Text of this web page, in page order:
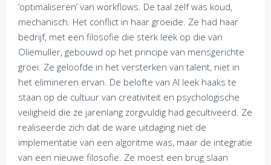
‘optimaliseren’ van workflows. De taal zelf was koud,
mechanisch. Het conflict in haar groeide. Ze had haar
bedrijf, met een filosofie die sterk leek op die van
Oliemuller, gebouwd op het principe van mensgerichte
groei. Ze geloofde in het versterken van talent, niet in
het elimineren ervan. De belofte van AI leek haaks te
staan op de cultuur van creativiteit en psychologische
veiligheid die ze jarenlang zorgvuldig had gecultiveerd. Ze
realiseerde zich dat de ware uitdaging niet de
implementatie van een algoritme was, maar de integratie
van een nieuwe filosofie. Ze moest een brug slaan